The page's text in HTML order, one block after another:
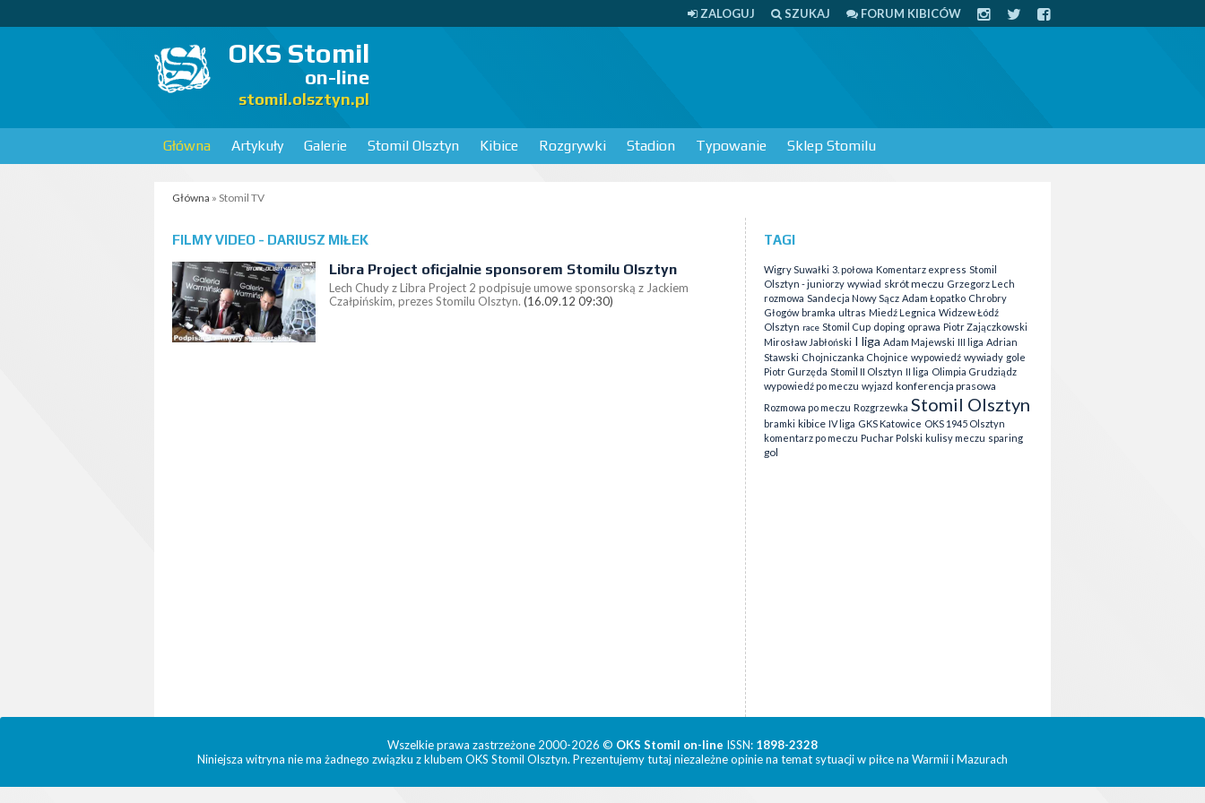
ZALOGUJ SZUKAJ FORUM KIBICÓW
OKS Stomil
on-line
stomil.olsztyn.pl
Główna Artykuły Galerie Stomil Olsztyn Kibice Rozgrywki Stadion Typowanie Sklep Stomilu
Główna » Stomil TV
FILMY VIDEO - DARIUSZ MIŁEK
Libra Project oficjalnie sponsorem Stomilu Olsztyn
Lech Chudy z Libra Project 2 podpisuje umowe sponsorską z Jackiem
Czałpińskim, prezes Stomilu Olsztyn. (16.09.12 09:30)
TAGI
Wigry Suwałki 3. połowa Komentarz express Stomil
Olsztyn - juniorzy wywiad skrót meczu Grzegorz Lech
rozmowa Sandecja Nowy Sącz Adam Łopatko Chrobry
Głogów bramka ultras Miedź Legnica Widzew Łódź
Olsztyn race Stomil Cup doping oprawa Piotr Zajączkowski
Mirosław Jabłoński I liga Adam Majewski III liga Adrian
Stawski Chojniczanka Chojnice wypowiedź wywiady gole
Piotr Gurzęda Stomil II Olsztyn II liga Olimpia Grudziądz
wypowiedź po meczu wyjazd konferencja prasowa
Rozmowa po meczu Rozgrzewka Stomil Olsztyn
bramki kibice IV liga GKS Katowice OKS 1945 Olsztyn
komentarz po meczu Puchar Polski kulisy meczu sparing
gol
Wszelkie prawa zastrzeżone 2000-2026 © OKS Stomil on-line ISSN: 1898-2328
Niniejsza witryna nie ma żadnego związku z klubem OKS Stomil Olsztyn. Prezentujemy tutaj niezależne opinie na temat sytuacji w piłce na Warmii i Mazurach